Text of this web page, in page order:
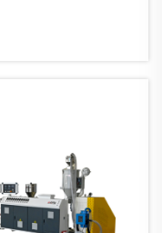
valvula është bërë
tubash.